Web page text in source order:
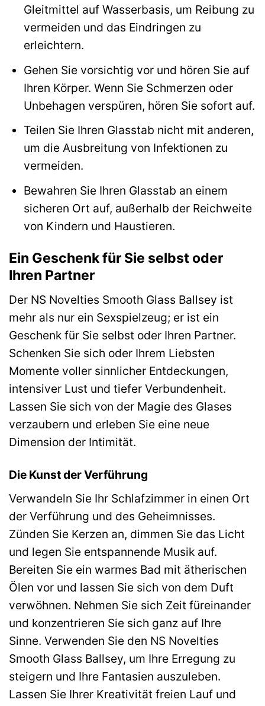
Gleitmittel auf Wasserbasis, um Reibung zu
vermeiden und das Eindringen zu
erleichtern.
Gehen Sie vorsichtig vor und hören Sie auf
Ihren Körper. Wenn Sie Schmerzen oder
Unbehagen verspüren, hören Sie sofort auf.
Teilen Sie Ihren Glasstab nicht mit anderen,
um die Ausbreitung von Infektionen zu
vermeiden.
Bewahren Sie Ihren Glasstab an einem
sicheren Ort auf, außerhalb der Reichweite
von Kindern und Haustieren.
Ein Geschenk für Sie selbst oder
Ihren Partner
Der NS Novelties Smooth Glass Ballsey ist
mehr als nur ein Sexspielzeug; er ist ein
Geschenk für Sie selbst oder Ihren Partner.
Schenken Sie sich oder Ihrem Liebsten
Momente voller sinnlicher Entdeckungen,
intensiver Lust und tiefer Verbundenheit.
Lassen Sie sich von der Magie des Glases
verzaubern und erleben Sie eine neue
Dimension der Intimität.
Die Kunst der Verführung
Verwandeln Sie Ihr Schlafzimmer in einen Ort
der Verführung und des Geheimnisses.
Zünden Sie Kerzen an, dimmen Sie das Licht
und legen Sie entspannende Musik auf.
Bereiten Sie ein warmes Bad mit ätherischen
Ölen vor und lassen Sie sich von dem Duft
verwöhnen. Nehmen Sie sich Zeit füreinander
und konzentrieren Sie sich ganz auf Ihre
Sinne. Verwenden Sie den NS Novelties
Smooth Glass Ballsey, um Ihre Erregung zu
steigern und Ihre Fantasien auszuleben.
Lassen Sie Ihrer Kreativität freien Lauf und